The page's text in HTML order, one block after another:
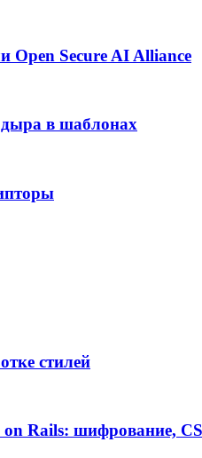
Open Secure AI Alliance
в шаблонах
стилей
Rails: шифрование,